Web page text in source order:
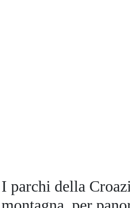
I parchi della